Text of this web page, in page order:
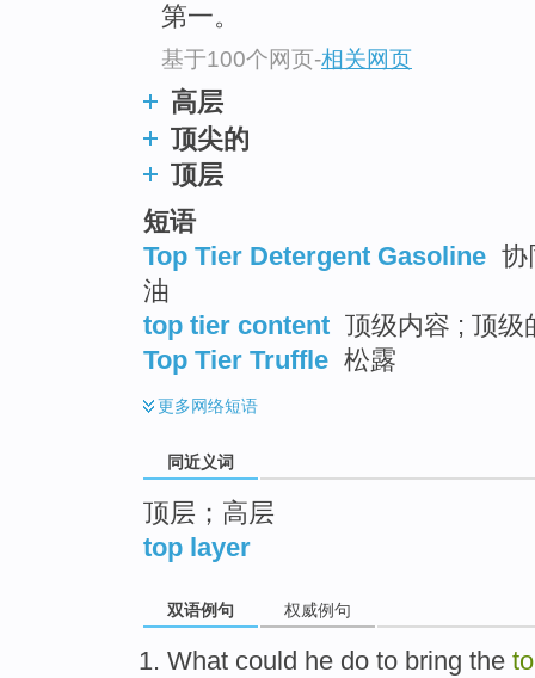
第一。
基于100个网页-相关网页
高层
顶尖的
顶层
短语
Top Tier Detergent Gasoline 协
油
top tier content 顶级内容 ; 顶级
Top Tier Truffle 松露
更多网络短语
同近义词
顶层；高层
top layer
双语例句 权威例句
What could he do to bring the